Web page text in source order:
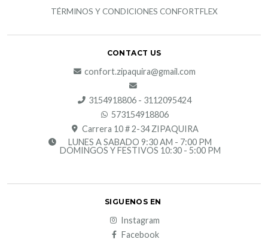
TÉRMINOS Y CONDICIONES CONFORTFLEX
CONTACT US
confort.zipaquira@gmail.com
3154918806 - 3112095424
573154918806
Carrera 10 # 2-34 ZIPAQUIRA
LUNES A SABADO 9:30 AM - 7:00 PM
DOMINGOS Y FESTIVOS 10:30 - 5:00 PM
SIGUENOS EN
Instagram
Facebook